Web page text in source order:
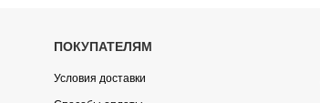
ПОКУПАТЕЛЯМ
Условия доставки